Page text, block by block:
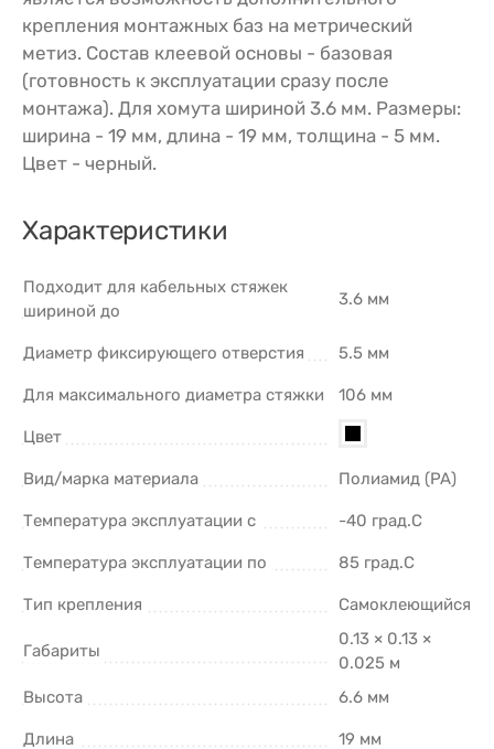
крепления монтажных баз на метрический
метиз. Cостав клеевой основы - базовая
(готовность к эксплуатации сразу после
монтажа). Для хомута шириной 3.6 мм. Размеры:
ширина - 19 мм, длина - 19 мм, толщина - 5 мм.
Цвет - черный.
Характеристики
Подходит для кабельных стяжек
шириной до
3.6 мм
Диаметр фиксирующего отверстия 5.5 мм
Для максимального диаметра стяжки 106 мм
Цвет
Вид/марка материала Полиамид (PA)
Температура эксплуатации с -40 град.C
Температура эксплуатации по 85 град.C
Тип крепления Самоклеющийся
Габариты
0.13 × 0.13 ×
0.025 м
Высота
6.6 мм
Длина 19 мм